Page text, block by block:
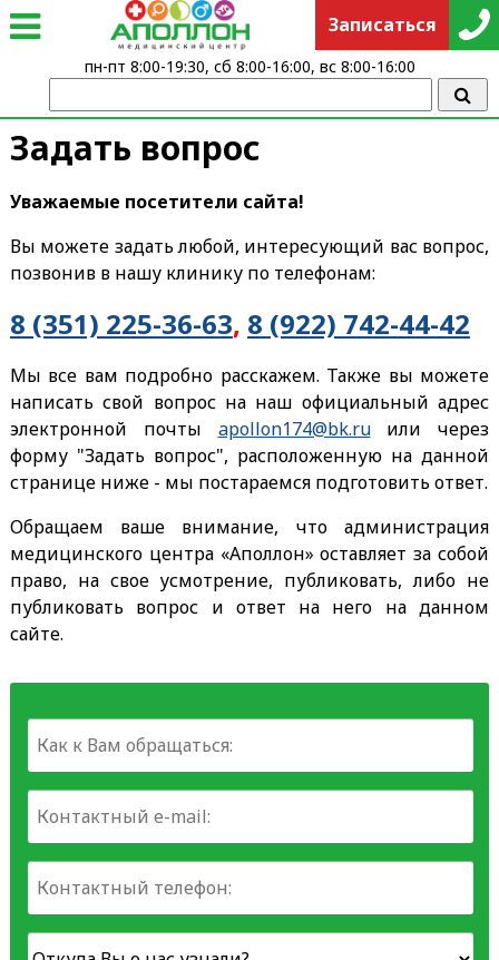
Задать вопрос
Уважаемые посетители сайта!
Вы можете задать любой, интересующий вас вопрос,
позвонив в нашу клинику по телефонам:
8 (351) 225-36-63, 8 (922) 742-44-42
Мы все вам подробно расскажем. Также вы можете
написать свой вопрос на наш официальный адрес
электронной почты apollon174@bk.ruили через
форму "Задать вопрос", расположенную на данной
странице ниже - мы постараемся подготовить ответ.
Обращаем ваше внимание, что администрация
медицинского центра «Аполлон» оставляет за собой
право, на свое усмотрение, публиковать, либо не
публиковать вопрос и ответ на него на данном
сайте.
Записаться
пн-пт 8:00-19:30, сб 8:00-16:00, вс 8:00-16:00